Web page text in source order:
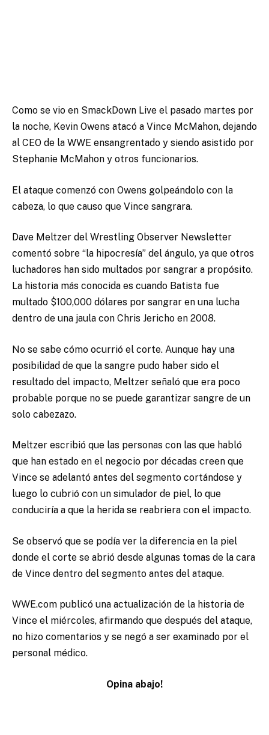
Como se vio en SmackDown Live el pasado martes por
la noche, Kevin Owens atacó a Vince McMahon, dejando
al CEO de la WWE ensangrentado y siendo asistido por
Stephanie McMahon y otros funcionarios.
El ataque comenzó con Owens golpeándolo con la
cabeza, lo que causo que Vince sangrara.
Dave Meltzer del Wrestling Observer Newsletter
comentó sobre “la hipocresía” del ángulo, ya que otros
luchadores han sido multados por sangrar a propósito.
La historia más conocida es cuando Batista fue
multado $100,000 dólares por sangrar en una lucha
dentro de una jaula con Chris Jericho en 2008.
No se sabe cómo ocurrió el corte. Aunque hay una
posibilidad de que la sangre pudo haber sido el
resultado del impacto, Meltzer señaló que era poco
probable porque no se puede garantizar sangre de un
solo cabezazo.
Meltzer escribió que las personas con las que habló
que han estado en el negocio por décadas creen que
Vince se adelantó antes del segmento cortándose y
luego lo cubrió con un simulador de piel, lo que
conduciría a que la herida se reabriera con el impacto.
Se observó que se podía ver la diferencia en la piel
donde el corte se abrió desde algunas tomas de la cara
de Vince dentro del segmento antes del ataque.
WWE.com publicó una actualización de la historia de
Vince el miércoles, afirmando que después del ataque,
no hizo comentarios y se negó a ser examinado por el
personal médico.
Opina abajo!